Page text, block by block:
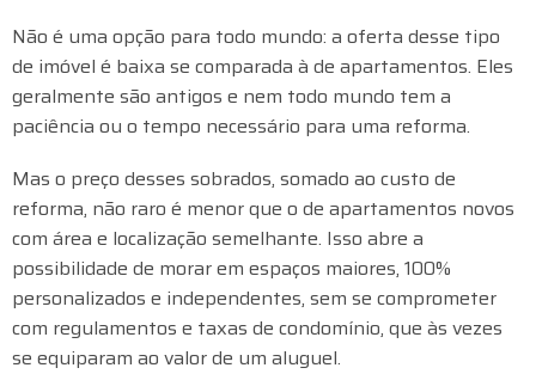
Não é uma opção para todo mundo: a oferta desse tipo
de imóvel é baixa se comparada à de apartamentos. Eles
geralmente são antigos e nem todo mundo tem a
paciência ou o tempo necessário para uma reforma.
Mas o preço desses sobrados, somado ao custo de
reforma, não raro é menor que o de apartamentos novos
com área e localização semelhante. Isso abre a
possibilidade de morar em espaços maiores, 100%
personalizados e independentes, sem se comprometer
com regulamentos e taxas de condomínio, que às vezes
se equiparam ao valor de um aluguel.